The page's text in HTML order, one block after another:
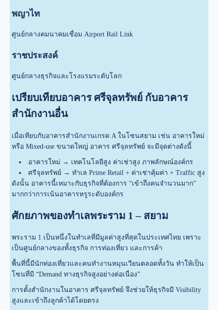
พญาไท
ศูนย์กลางคมนาคมเชื่อม Airport Rail Link
ราชประสงค์
ศูนย์กลางธุรกิจและโรงแรมระดับโลก
เปรียบเทียบอาคาร ศรีจุลทรัพย์ กับอาคาร
สำนักงานอื่น
เมื่อเทียบกับอาคารสำนักงานเกรด A ในโซนสยาม เช่น อาคารใหม่
หรือ Mixed-use ขนาดใหญ่ อาคาร ศรีจุลทรัพย์ จะมีจุดต่างดังนี้
อาคารใหม่ → เทคโนโลยีสูง ค่าเช่าสูง ภาพลักษณ์องค์กร
ศรีจุลทรัพย์ → ทำเล Prime Retail + ค่าเช่าคุ้มค่า + Traffic สูง
ดังนั้น อาคารนี้เหมาะกับธุรกิจที่ต้องการ “เข้าถึงคนจำนวนมาก”
มากกว่าการเน้นอาคารหรูระดับองค์กร
ศักยภาพของทำเลพระราม 1 – สยาม
พระราม 1 เป็นหนึ่งในทำเลที่มีมูลค่าสูงที่สุดในประเทศไทย เพราะ
เป็นศูนย์กลางของทั้งธุรกิจ การท่องเที่ยว และการค้า
พื้นที่นี้มีนักท่องเที่ยวและคนทำงานหมุนเวียนตลอดทั้งวัน ทำให้เป็น
โซนที่มี “Demand ทางธุรกิจสูงอย่างต่อเนื่อง”
การตั้งสำนักงานในอาคาร ศรีจุลทรัพย์ จึงช่วยให้ธุรกิจมี Visibility
สูงและเข้าถึงลูกค้าได้โดยตรง